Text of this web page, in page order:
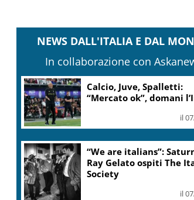
NEWS DALL'ITALIA E DAL
In collaborazione con
Calcio, Juve, Spalletti:
“Mercato ok”, domani
il
“We are italians”:
Ray Gelato ospiti The
Society
il